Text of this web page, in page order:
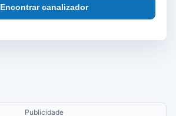
Encontrar canalizador
Publicidade